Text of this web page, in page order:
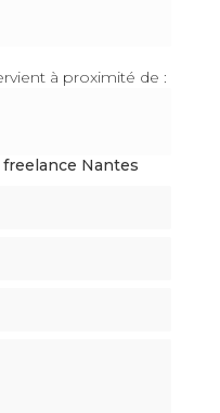
à proximité de :
Nantes